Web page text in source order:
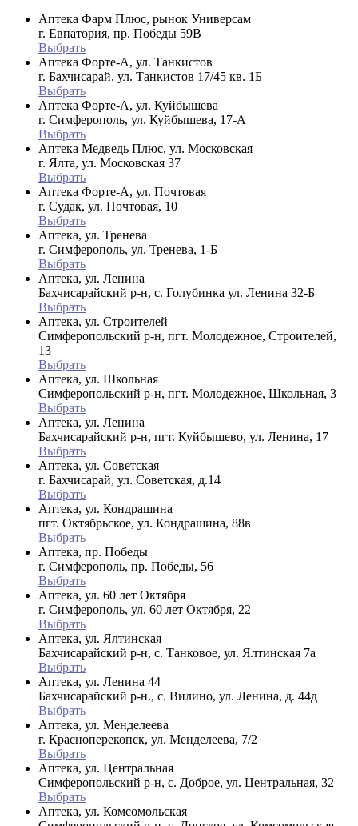
Аптека Фарм Плюс, рынок Универсам
г. Евпатория, пр. Победы 59В
Выбрать
Аптека Форте-А, ул. Танкистов
г. Бахчисарай, ул. Танкистов 17/45 кв. 1Б
Выбрать
Аптека Форте-А, ул. Куйбышева
г. Симферополь, ул. Куйбышева, 17-А
Выбрать
Аптека Медведь Плюс, ул. Московская
г. Ялта, ул. Московская 37
Выбрать
Аптека Форте-А, ул. Почтовая
г. Судак, ул. Почтовая, 10
Выбрать
Аптека, ул. Тренева
г. Симферополь, ул. Тренева, 1-Б
Выбрать
Аптека, ул. Ленина
Бахчисарайский р-н, с. Голубинка ул. Ленина 32-Б
Выбрать
Аптека, ул. Строителей
Симферопольский р-н, пгт. Молодежное, Строителей,
13
Выбрать
Аптека, ул. Школьная
Симферопольский р-н, пгт. Молодежное, Школьная, 3
Выбрать
Аптека, ул. Ленина
Бахчисарайский р-н, пгт. Куйбышево, ул. Ленина, 17
Выбрать
Аптека, ул. Советская
г. Бахчисарай, ул. Советская, д.14
Выбрать
Аптека, ул. Кондрашина
пгт. Октябрьское, ул. Кондрашина, 88в
Выбрать
Аптека, пр. Победы
г. Симферополь, пр. Победы, 56
Выбрать
Аптека, ул. 60 лет Октября
г. Симферополь, ул. 60 лет Октября, 22
Выбрать
Аптека, ул. Ялтинская
Бахчисарайский р-н, с. Танковое, ул. Ялтинская 7а
Выбрать
Аптека, ул. Ленина 44
Бахчисарайский р-н., с. Вилино, ул. Ленина, д. 44д
Выбрать
Аптека, ул. Менделеева
г. Красноперекопск, ул. Менделеева, 7/2
Выбрать
Аптека, ул. Центральная
Симферопольский р-н, с. Доброе, ул. Центральная, 32
Выбрать
Аптека, ул. Комсомольская